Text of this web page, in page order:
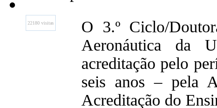
22180 visitas
O 3.º Ciclo/
Aeronáutica da
acreditação pelo
seis anos – pela
Acreditação do